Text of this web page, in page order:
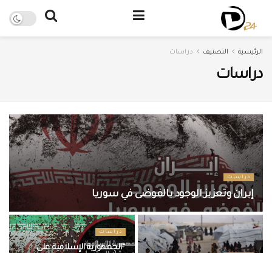
الرئيسية التصنيف دراسات
دراسات
دراسات
إيران وتعزيز الوجود بالفوضى في سوريا
دراسات
“الجمهورية الإسلامية على